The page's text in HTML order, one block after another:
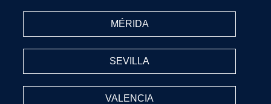
MÉRIDA
SEVILLA
VALENCIA